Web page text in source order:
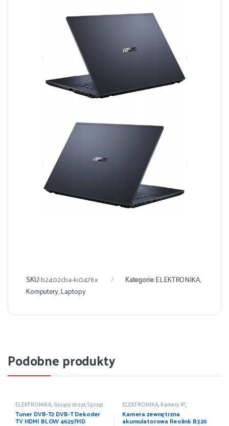
SKU:b2402cba-ki0476x Kategorie:ELEKTRONIKA,
Komputery,Laptopy
Podobne produkty
ELEKTRONIKA, Gorący strzał,Sprzęt
naziemny,Tunery,TV i Video
Tuner DVB-T2 DVB-T Dekoder
TV HDMI BLOW 4625FHD
ELEKTRONIKA, Kamery IP,
Komputery,Urządzenia sieciowe
Kamera zewnętrzna
akumulatorowa Reolink B320